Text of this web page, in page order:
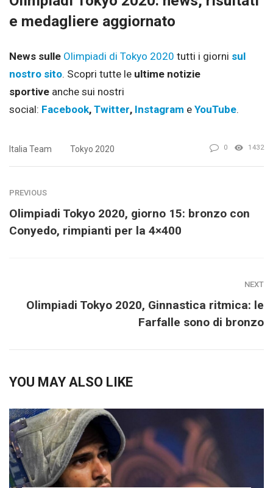
e medagliere aggiornato
News sulle Olimpiadi di Tokyo 2020 tutti i giorni sul
nostro sito. Scopri tutte le ultime notizie
sportive anche sui nostri
social: Facebook, Twitter, Instagram e YouTube.
Italia Team Tokyo 2020 0 1432
PREVIOUS
Olimpiadi Tokyo 2020, giorno 15: bronzo con
Conyedo, rimpianti per la 4×400
NEXT
Olimpiadi Tokyo 2020, Ginnastica ritmica: le
Farfalle sono di bronzo
YOU MAY ALSO LIKE